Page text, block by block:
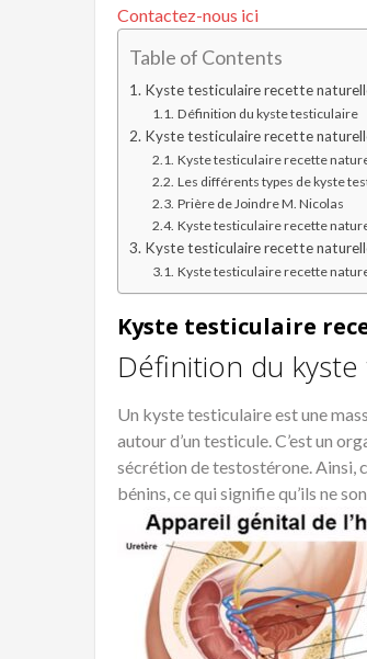
Contactez-nous ici
Table of Contents
Kyste testiculaire recette
Définition du kyste testiculaire
Kyste testiculaire recette
Kyste testiculaire recette
Les différents types de kyste
Prière de Joindre M. Nicolas
Kyste testiculaire recette
Kyste testiculaire recette
Kyste testiculaire recette
Kyste testiculaire
Définition du
Un kyste testiculaire est une
autour d’un testicule. C’est un
sécrétion de testostérone. Ainsi,
bénins, ce qui signifie qu’ils ne